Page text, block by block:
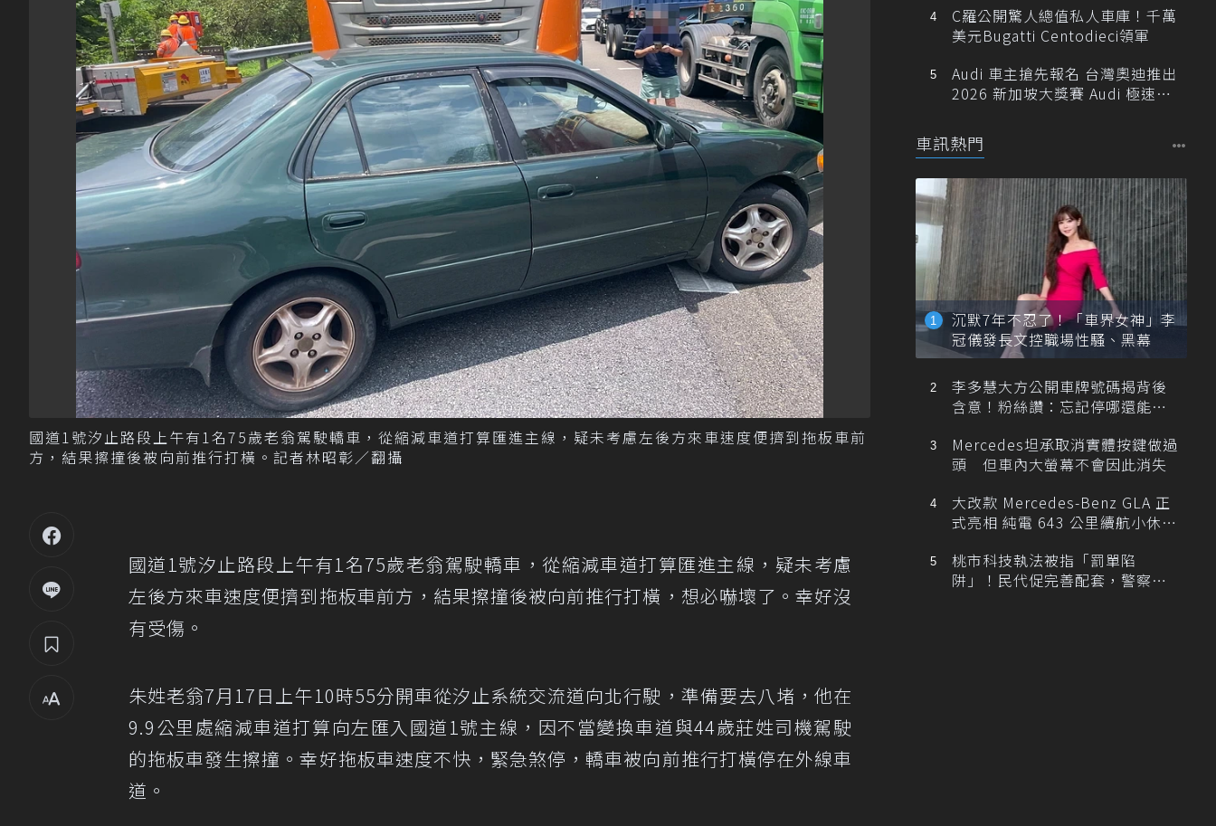
國道1號汐止路段上午有1名75歲老翁駕駛轎車，從縮減車道打算匯進主線，疑未考慮左後方來車速度便擠到拖板車前
方，結果擦撞後被向前推行打橫。記者林昭彰／翻攝
國道1號汐止路段上午有1名75歲老翁駕駛轎車，從縮減車道打算匯進主線，疑未考慮
左後方來車速度便擠到拖板車前方，結果擦撞後被向前推行打橫，想必嚇壞了。幸好沒
有受傷。
朱姓老翁7月17日上午10時55分開車從汐止系統交流道向北行駛，準備要去八堵，他在
9.9公里處縮減車道打算向左匯入國道1號主線，因不當變換車道與44歲莊姓司機駕駛
的拖板車發生擦撞。幸好拖板車速度不快，緊急煞停，轎車被向前推行打橫停在外線車
道。
C羅公開驚人總值私人車庫！千萬
美元Bugatti Centodieci領軍
Audi 車主搶先報名 台灣奧迪推出
2026 新加坡大獎賽 Audi 極速之
車訊熱門
沉默7年不忍了！「車界女神」李
冠儀發長文控職場性騷、黑幕
李多慧大方公開車牌號碼揭背後
含意！粉絲讚：忘記停哪還能幫
Mercedes坦承取消實體按鍵做過
頭 但車內大螢幕不會因此消失
大改款 Mercedes-Benz GLA 正
式亮相 純電 643 公里續航小休
桃市科技執法被指「罰單陷
阱」！民代促完善配套，警察局